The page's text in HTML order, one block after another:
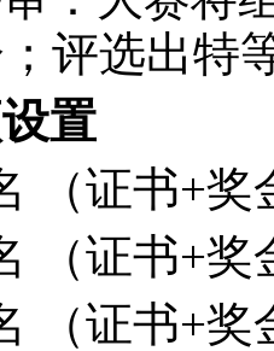
评选出特
置
（证书+奖
（证书+奖
（证书+奖